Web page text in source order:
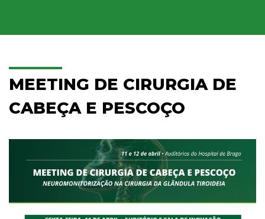
MEETING DE CIRURGIA DE
CABEÇA E PESCOÇO